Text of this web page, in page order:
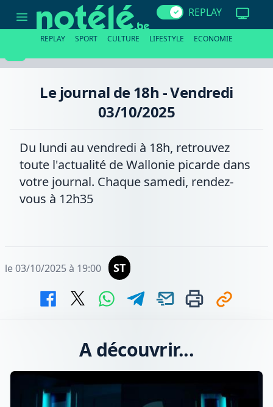
journal
03/10/2025
REPLAY
REPLAY SPORT CULTURE LIFESTYLE ECONOMIE
Le journal de 18h - Vendredi
03/10/2025
Du lundi au vendredi à 18h, retrouvez
toute l'actualité de Wallonie picarde dans
votre journal. Chaque samedi, rendez-
vous à 12h35
le 03/10/2025 à 19:00 ST
A découvrir...